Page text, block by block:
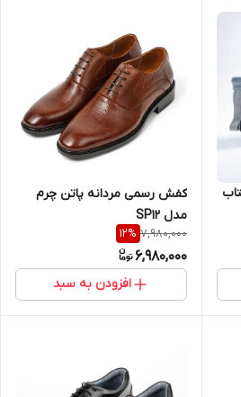
کفش رسمی مردانه پاتن چرم
مدل SP12
7,980,000
12%
6,980,000
افزودن به سبد